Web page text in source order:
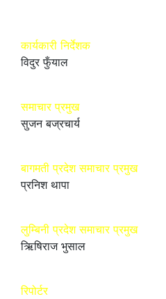
कार्यकारी निर्देशक
विदुर फुँयाल
समाचार प्रमुख
सुजन बज्रचार्य
बागमती प्रदेश समाचार प्रमुख
प्रनिश थापा
लुम्बिनी प्रदेश समाचार प्रमुख
ऋिषिराज भुसाल
रिपोर्टर